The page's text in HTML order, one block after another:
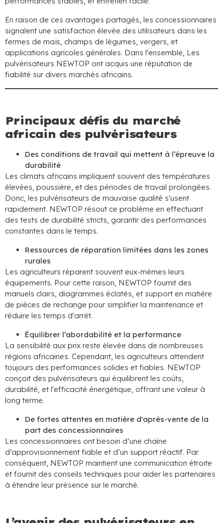
En raison de ces avantages partagés, les concessionnaires
signalent une satisfaction élevée des utilisateurs dans les
fermes de maïs, champs de légumes, vergers, et
applications agricoles générales. Dans l'ensemble, Les
pulvérisateurs NEWTOP ont acquis une réputation de
fiabilité sur divers marchés africains.
Principaux défis du marché
africain des pulvérisateurs
Des conditions de travail qui mettent à l’épreuve la
durabilité
Les climats africains impliquent souvent des températures
élevées, poussière, et des périodes de travail prolongées.
Donc, les pulvérisateurs de mauvaise qualité s'usent
rapidement. NEWTOP résout ce problème en effectuant
des tests de durabilité stricts, garantir des performances
constantes dans le temps.
Ressources de réparation limitées dans les zones
rurales
Les agriculteurs réparent souvent eux-mêmes leurs
équipements. Pour cette raison, NEWTOP fournit des
manuels clairs, diagrammes éclatés, et support en matière
de pièces de rechange pour simplifier la maintenance et
réduire les temps d'arrêt.
Équilibrer l’abordabilité et la performance
La sensibilité aux prix reste élevée dans de nombreuses
régions africaines. Cependant, les agriculteurs attendent
toujours des performances solides et fiables. NEWTOP
conçoit des pulvérisateurs qui équilibrent les coûts,
durabilité, et l'efficacité énergétique, offrant une valeur à
long terme.
De fortes attentes en matière d'après-vente de la
part des concessionnaires
Les concessionnaires ont besoin d’une chaîne
d’approvisionnement fiable et d’un support réactif. Par
conséquent, NEWTOP maintient une communication étroite
et fournit des conseils techniques pour aider les partenaires
à étendre leur présence sur le marché.